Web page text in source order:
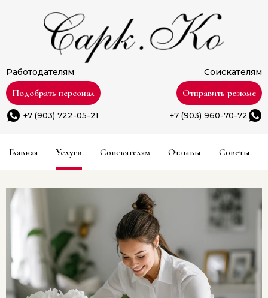
Работодателям
Подобрать персонал
+7 (903) 722-05-21
Соискателям
Отправить резюме
+7 (903) 960-70-72
Главная Услуги Соискателям Отзывы Советы